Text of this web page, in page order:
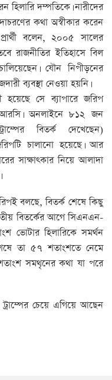
হিলারি দম্পতিকে। নারীদের
কথা অস্বীকার করেন
বলেন, ২০০৫ সালের
রাজনীতির ইতিহাসে বিল
যৌন নিপীড়নের
ব্যবস্থা নেওয়া হয়নি।
হয়েছে সে ব্যাপারে জরিপ
অনলাইনে ৮১২ জন
বিতর্ক দেখেছেন)
চালানো হয়েছে। আর
সাক্ষাৎকার নিয়ে আলাদা
বলছে, বিতর্ক শেষে কিছু
বিতর্কের আগে সিএনএন-
ভোটার হিলারিকে সমর্থন
তা ৫৭ শতাংশতে নেমে
সমথৃনের কথা যা পরে
চেয়ে এগিয়ে আছেন